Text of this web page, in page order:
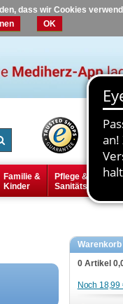
dass wir Cookies
OK
Familie &
Kinder
Pflege &
Sanitätsbedarf
Warenkorb
0 Artikel
Noch